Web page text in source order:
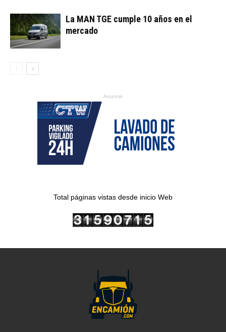
La MAN TGE cumple 10 años en el
mercado
Anuncio
Total páginas vistas desde inicio Web